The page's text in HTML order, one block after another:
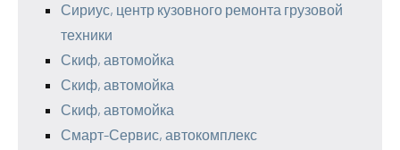
Сириус, центр кузовного ремонта грузовой
техники
Скиф, автомойка
Скиф, автомойка
Скиф, автомойка
Смарт-Сервис, автокомплекс